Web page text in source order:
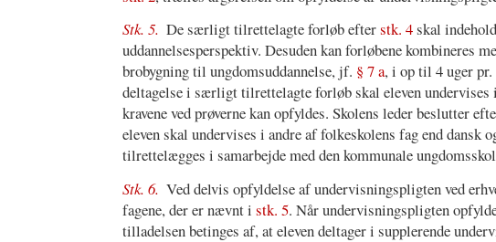
Stk. 5. De særligt tilrettelagte forløb efterstk. 4skal
uddannelsesperspektiv. Desuden kan forløbene kombineres
brobygning til ungdomsuddannelse, jf. § 7 a, i op til 4 uger
deltagelse i særligt tilrettelagte forløb skal eleven undervises
kravene ved prøverne kan opfyldes. Skolens leder beslutter
eleven skal undervises i andre af folkeskolens fag end
tilrettelægges i samarbejde med den kommunale
Stk. 6. Ved delvis opfyldelse af undervisningspligten ved
fagene, der er nævnt istk. 5. Når undervisningspligten
tilladelsen betinges af, at eleven deltager i supplerende